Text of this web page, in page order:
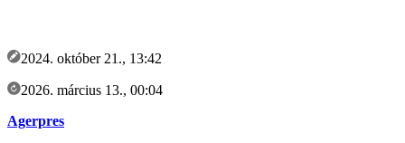
2024. október 21., 13:42
2026. március 13., 00:04
Agerpres